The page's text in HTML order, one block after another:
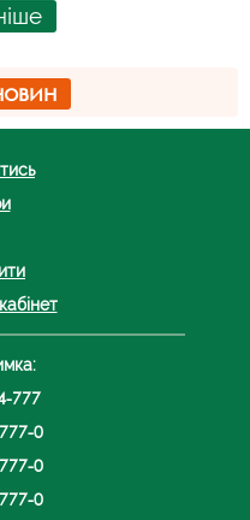
для абонентів
будинках
777
0
0
0